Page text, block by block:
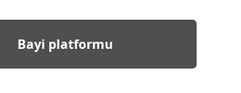
Bayi platformu